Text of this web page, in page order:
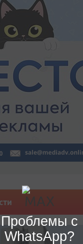
Проблемы с
WhatsApp?